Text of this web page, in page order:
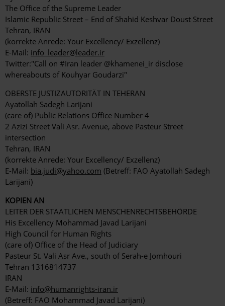
The Office of the Supreme Leader
Islamic Republic Street – End of Shahid Keshvar Doust Street
Tehran, IRAN
(korrekte Anrede: Your Excellency/ Exzellenz)
E-Mail: info_leader@leader.ir
Twitter:"Call on #Iran leader @khamenei_ir disclose
whereabouts of Kouhyar Goudarzi"
OBERSTE JUSTIZAUTORITÄT IN TEHERAN
Ayatollah Sadegh Larijani
(care of) Public Relations Office Number 4
2 Azizi Street Vali Asr. Avenue, above Pasteur Street
intersection
Tehran, IRAN
(korrekte Anrede: Your Excellency/ Exzellenz)
E-Mail: bia.judi@yahoo.com (Betreff: FAO Ayatollah Sadegh
Larijani)
KOPIEN AN
LEITER DER STAATLICHEN MENSCHENRECHTSBEHÖRDE
His Excellency Mohammad Javad Larijani
High Council for Human Rights
(care of) Office of the Head of Judiciary
Pasteur St. Vali Asr Ave., south of Serah-e Jomhouri
Tehran 1316814737
IRAN
E-Mail: info@humanrights-iran.ir
(Betreff: FAO Mohammad Javad Larijani)